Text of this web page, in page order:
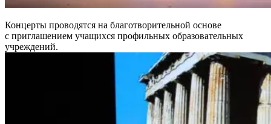
Концерты проводятся на благотворительной основе
с приглашением учащихся профильных образовательных
учреждений.